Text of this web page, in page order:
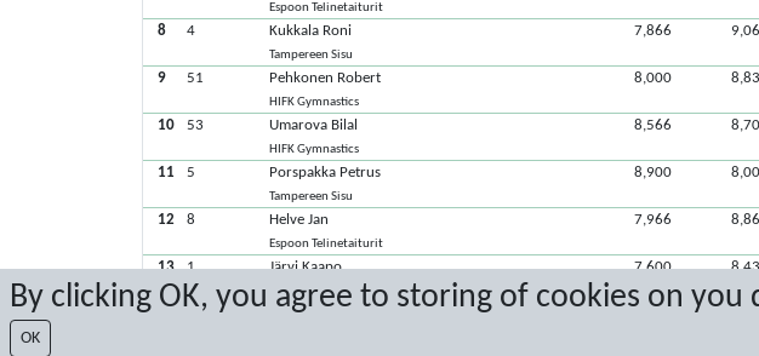
By clicking OK, you agree to storing of cookies on
OK
Espoon Telinetaiturit
8 4 Kukkala Roni
Tampereen Sisu
7,866
9 51 Pehkonen Robert
HIFK Gymnastics
8,000
10 53 Umarova Bilal
HIFK Gymnastics
8,566
11 5 Porspakka Petrus
Tampereen Sisu
8,900
12 8 Helve Jan
Espoon Telinetaiturit
7,966
13 1 Järvi Kaapo
Tampereen Sisu
7,600
Valkama Valtteri